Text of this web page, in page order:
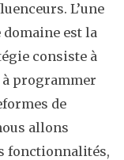
L’une
est la
consiste à
programmer
de
allons
fonctionnalités,